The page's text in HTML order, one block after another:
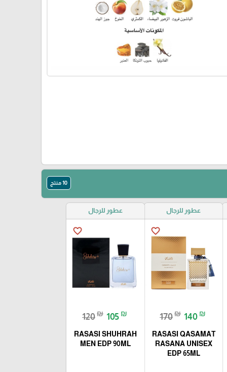
10 منتج
عطور للرجال
favorite_border
170₪ 140 ₪
RASASI QASAMAT
RASANA UNISEX
EDP 65ML
عطور للرجال
favorite_border
120₪ 105 ₪
RASASI SHUHRAH
MEN EDP 90ML